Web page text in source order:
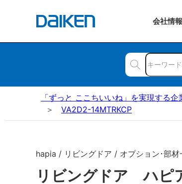
会社情報
「ずっと ここちいいね」を実現する
VA2D2-14MTRKCP
hapia / リビングドア / オプション･部材
リビングドア ハ